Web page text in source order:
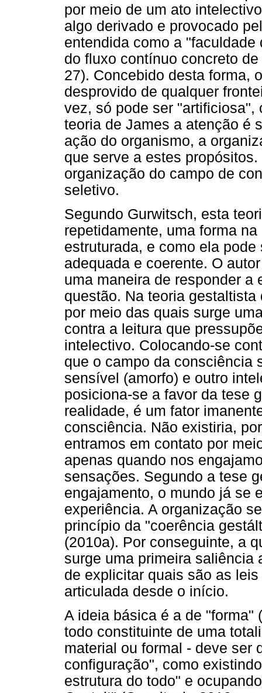
por meio de um ato
algo derivado e provocado
entendida como a
do fluxo contínuo concreto
27). Concebido desta forma,
desprovido de qualquer
vez, só pode ser "artificiosa",
teoria de James a atenção é
ação do organismo, a
que serve a estes
organização do campo de
seletivo.
Segundo Gurwitsch, esta
repetidamente, uma forma
estruturada, e como ela
adequada e coerente. O
uma maneira de responder a
questão. Na teoria
por meio das quais surge
contra a leitura que
intelectivo. Colocando-se
que o campo da consciência
sensível (amorfo) e outro
posiciona-se a favor da tese
realidade, é um fator
consciência. Não existiria,
entramos em contato por
apenas quando nos
sensações. Segundo a tese
engajamento, o mundo já se
experiência. A organização
princípio da "coerência
(2010a). Por conseguinte, a
surge uma primeira saliência
de explicitar quais são as
articulada desde o início.
A ideia básica é a de "forma" (
todo constituinte de uma
material ou formal - deve ser
configuração", como
estrutura do todo" e